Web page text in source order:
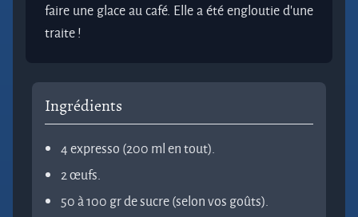
faire une glace au café. Elle a été engloutie d'une
traite !
Ingrédients
4 expresso (200 ml en tout).
2 œufs.
50 à 100 gr de sucre (selon vos goûts).